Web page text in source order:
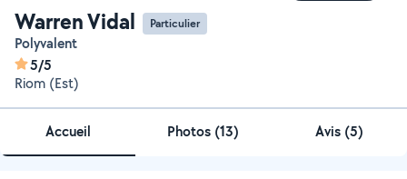
Warren Vidal Particulier
Polyvalent
5/5
Riom (Est)
Accueil Photos (13) Avis (5)